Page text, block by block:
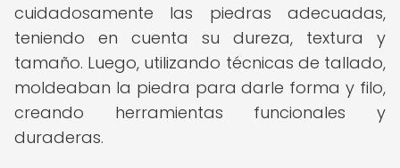
cuidadosamente las piedras adecuadas,
teniendo en cuenta su dureza, textura y
tamaño. Luego, utilizando técnicas de tallado,
moldeaban la piedra para darle forma y filo,
creando herramientas funcionales y
duraderas.